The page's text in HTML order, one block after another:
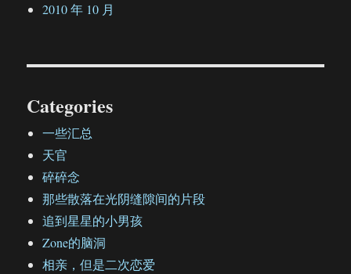
2010 年 10 月
Categories
一些汇总
天官
碎碎念
那些散落在光阴缝隙间的片段
追到星星的小男孩
Zone的脑洞
相亲，但是二次恋爱